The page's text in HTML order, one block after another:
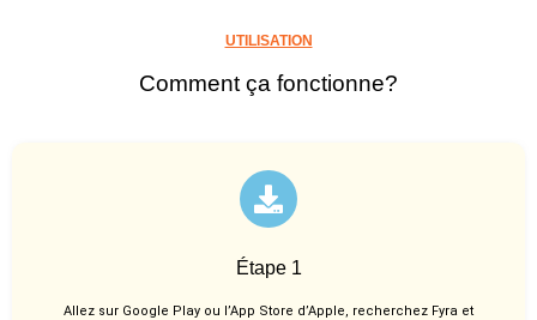
UTILISATION
Comment ça fonctionne?
Étape 1
Allez sur Google Play ou l’App Store d’Apple, recherchez Fyra et